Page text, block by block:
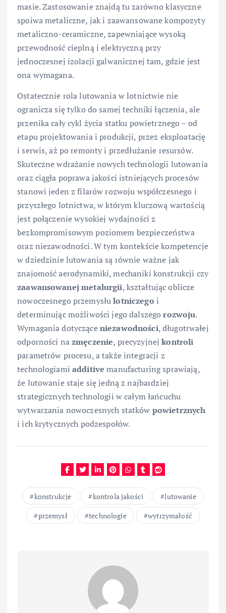
masie. Zastosowanie znajdą tu zarówno klasyczne
spoiwa metaliczne, jak i zaawansowane kompozyty
metaliczno-ceramiczne, zapewniające wysoką
przewodność cieplną i elektryczną przy
jednoczesnej izolacji galwanicznej tam, gdzie jest
ona wymagana.
Ostatecznie rola lutowania w lotnictwie nie
ogranicza się tylko do samej techniki łączenia, ale
przenika cały cykl życia statku powietrznego – od
etapu projektowania i produkcji, przez eksploatację
i serwis, aż po remonty i przedłużanie resursów.
Skuteczne wdrażanie nowych technologii lutowania
oraz ciągła poprawa jakości istniejących procesów
stanowi jeden z filarów rozwoju współczesnego i
przyszłego lotnictwa, w którym kluczową wartością
jest połączenie wysokiej wydajności z
bezkompromisowym poziomem bezpieczeństwa
oraz niezawodności. W tym kontekście kompetencje
w dziedzinie lutowania są równie ważne jak
znajomość aerodynamiki, mechaniki konstrukcji czy
zaawansowanej metalurgii, kształtując oblicze
nowoczesnego przemysłulotniczego i
determinując możliwości jego dalszegorozwoju.
Wymagania dotycząceniezawodności, długotrwałej
odporności nazmęczenie, precyzyjnejkontroli
parametrów procesu, a także integracji z
technologiamiadditive manufacturing sprawiają,
że lutowanie staje się jedną z najbardziej
strategicznych technologii w całym łańcuchu
wytwarzania nowoczesnych statków powietrznych
i ich krytycznych podzespołów.
konstrukcje kontrola jakości
lutowanie
przemysł
technologie wytrzymałość